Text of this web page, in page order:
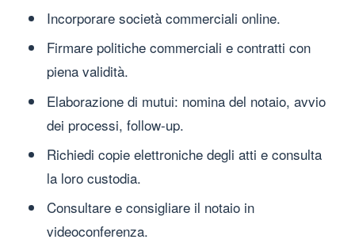
Incorporare società commerciali online.
Firmare politiche commerciali e contratti con
piena validità.
Elaborazione di mutui: nomina del notaio, avvio
dei processi, follow-up.
Richiedi copie elettroniche degli atti e consulta
la loro custodia.
Consultare e consigliare il notaio in
videoconferenza.